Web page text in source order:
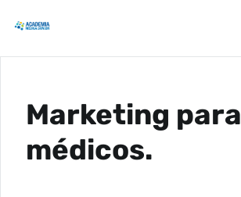
Marketing para
médicos.